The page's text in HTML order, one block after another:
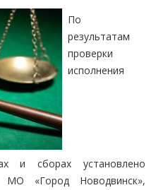
По
результатам
проверки
исполнения
и сборах установлено
МО «Город Новодвинск»,